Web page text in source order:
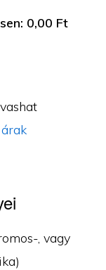
0,00 Ft
, vagy